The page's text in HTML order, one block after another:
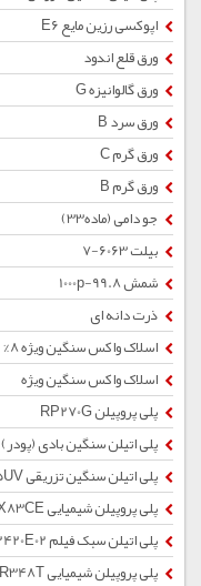
اپوکسی رزین مایع E6
ورق قلع اندود
ورق گالوانیزه G
ورق سرد B
ورق گرم C
ورق گرم B
جو دامی (ماده33)
بیلت 6063-7
شمش 1000p-99.8
ذرت دانه ای
اسلاک واکس سنگین ویژه 8%
اسلاک واکس سنگین ویژه
پلی پروپیلن RP270G
پلی اتیلن سنگین بادی (پودر) BL4
پلی اتیلن سنگین تزریقی 60505UV
پلی پروپیلن شیمیایی EP2X83CE
پلی اتیلن سبک فیلم 2420E02
پلی پروپیلن شیمیایی ZR348T